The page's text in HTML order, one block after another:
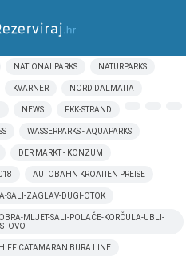
NATIONALPARKS NATURPARKS
KVARNER NORD DALMATIA
NEWS FKK-STRAND
WASSERPARKS - AQUAPARKS
DER MARKT - KONZUM
AUTOBAHN KROATIEN PREISE
SALI-ZAGLAV-DUGI-OTOK
MLJET-SALI-POLAČE-KORČULA-UBLI-
CATAMARAN BURA LINE